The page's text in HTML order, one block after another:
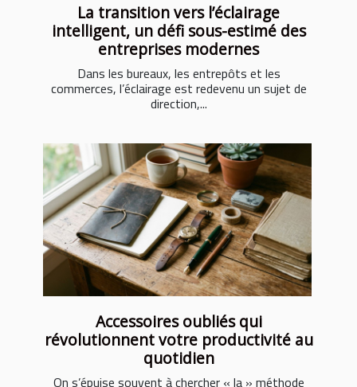
La transition vers l’éclairage
intelligent, un défi sous-estimé des
entreprises modernes
Dans les bureaux, les entrepôts et les
commerces, l’éclairage est redevenu un sujet de
direction,...
Accessoires oubliés qui
révolutionnent votre productivité au
quotidien
On s’épuise souvent à chercher « la » méthode